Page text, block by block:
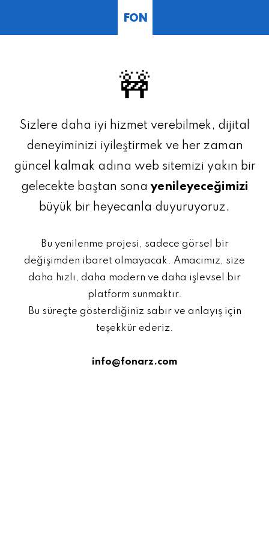
FON
🚧
Sizlere daha iyi hizmet verebilmek, dijital
deneyiminizi iyileştirmek ve her zaman
güncel kalmak adına web sitemizi yakın bir
gelecekte baştan sona yenileyeceğimizi
büyük bir heyecanla duyuruyoruz.
Bu yenilenme projesi, sadece görsel bir
değişimden ibaret olmayacak. Amacımız, size
daha hızlı, daha modern ve daha işlevsel bir
platform sunmaktır.
Bu süreçte gösterdiğiniz sabır ve anlayış için
teşekkür ederiz.
info@fonarz.com